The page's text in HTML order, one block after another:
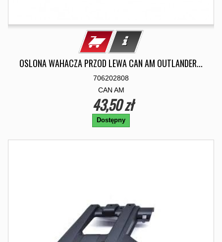
OSLONA WAHACZA PRZOD LEWA CAN AM OUTLANDER...
706202808
CAN AM
43,50 zł
Dostępny